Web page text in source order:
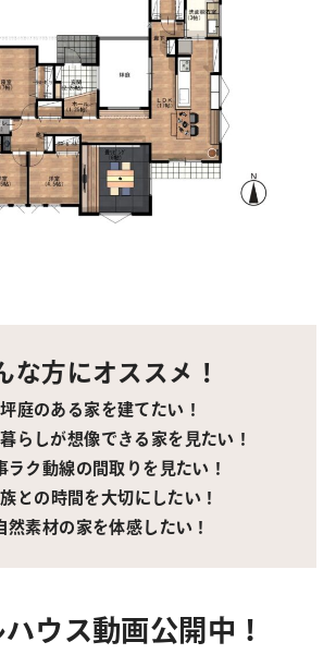
な方にオススメ！
坪庭のある家を建てたい！
らしが想像できる家を見たい！
ラク動線の間取りを見たい！
族との時間を大切にしたい！
然素材の家を体感したい！
ウス動画公開中！